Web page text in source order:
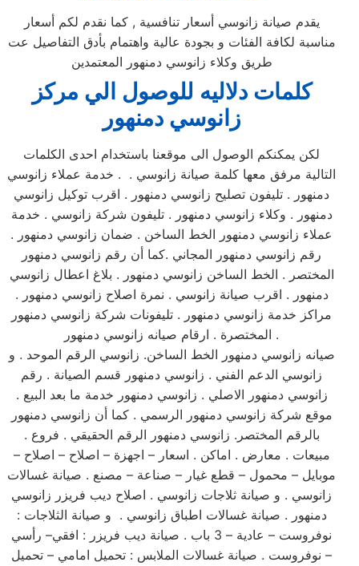
يقدم صيانة زانوسي أسعار تنافسية , كما نقدم لكم أسعار
مناسبة لكافة الفئات و بجودة عالية واهتمام بأدق التفاصيل عت
طريق وكلاء زانوسي دمنهور المعتمدين
كلمات دلاليه للوصول الي مركز
زانوسي دمنهور
لكن يمكنكم الوصول الى موقعنا باستخدام احدى الكلمات
التالية مرفق معها كلمة صيانة زانوسي . . خدمة عملاء زانوسي
دمنهور . تليفون تصليح زانوسي دمنهور . اقرب توكيل زانوسي
دمنهور . وكلاء زانوسي دمنهور . تليفون شركة زانوسي . خدمة
عملاء زانوسي دمنهور الخط الساخن . ضمان زانوسي دمنهور .
رقم زانوسي دمنهور المجاني .كما أن رقم زانوسي دمنهور
المختصر . الخط الساخن زانوسي دمنهور . بلاغ اعطال زانوسي
دمنهور . اقرب صيانة زانوسي . نمرة اصلاح زانوسي دمنهور .
مراكز خدمة زانوسي دمنهور . تليفونات شركة زانوسي دمنهور
المختصرة . ارقام صيانه زانوسي دمنهور .
صيانه زانوسي دمنهور الخط الساخن. زانوسي الرقم الموحد . و
زانوسي الدعم الفني . زانوسي دمنهور قسم الصيانة . رقم
زانوسي دمنهور الاصلي . زانوسي دمنهور خدمة ما بعد البيع .
موقع شركة زانوسي دمنهور الرسمي . كما أن زانوسي دمنهور
بالرقم المختصر. زانوسي دمنهور الرقم الحقيقي . فروع .
مبيعات . معارض . اماكن . اسعار – اجهزة – اصلاح – اصلاح –
موبايل – محمول – قطع غيار – صناعة – مصنع . صيانة غسالات
زانوسي . و صيانة ثلاجات زانوسي . اصلاح ديب فريزر زانوسي
دمنهور . صيانة غسالات اطباق زانوسي . و صيانة الثلاجات :
نوفروست – عادية – 3 باب . صيانة ديب فريزر : افقي– رأسي
– نوفروست . صيانة غسالات الملابس : تحميل امامي – تحميل